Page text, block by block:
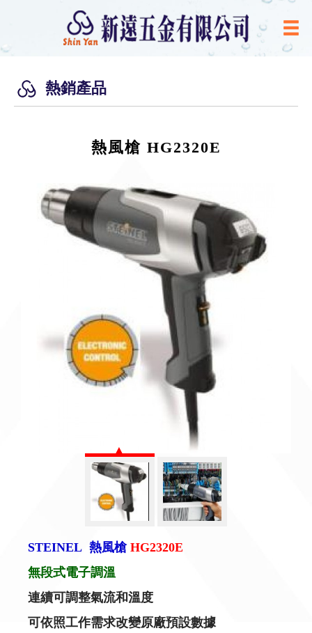
熱銷產品
熱風槍 HG2320E
STEINEL 熱風槍 HG2320E
無段式電子調溫
連續可調整氣流和溫度
可依照工作需求改變原廠預設數據